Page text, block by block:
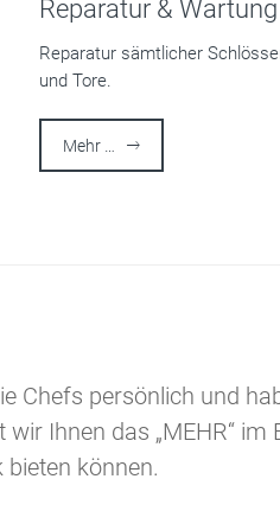
Reparatur & Wartung
Reparatur sämtlicher
und Tore.
Mehr …
Chefs persönlich und
Ihnen das „MEHR“ im
bieten können.